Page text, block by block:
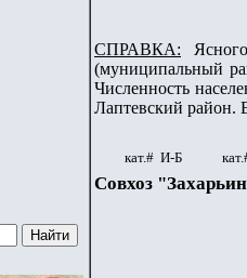
СПРАВКА:
(муниципальный
Численность
Лаптевский район.
кат.# И-Б
Совхоз